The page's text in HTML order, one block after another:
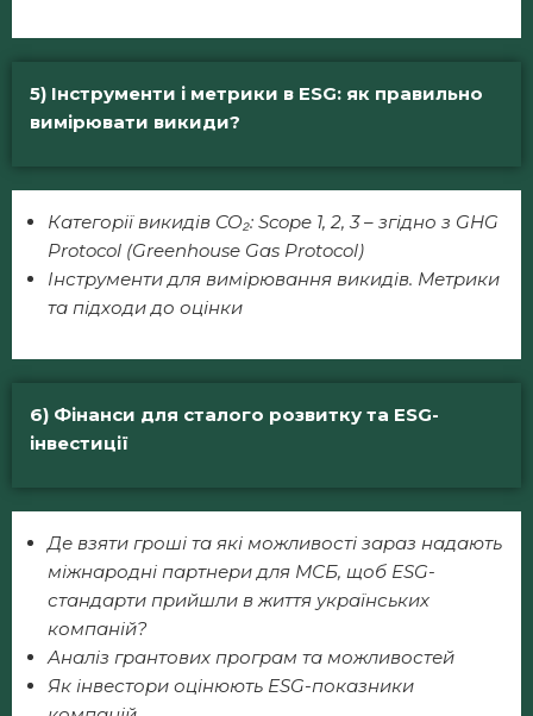
5) Інструменти і метрики в ESG: як правильно
вимірювати викиди?
Категорії викидів CO₂: Scope 1, 2, 3 – згідно з GHG
Protocol (Greenhouse Gas Protocol)
Інструменти для вимірювання викидів. Метрики
та підходи до оцінки
6) Фінанси для сталого розвитку та ESG-
інвестиції
Де взяти гроші та які можливості зараз надають
міжнародні партнери для МСБ, щоб ESG-
стандарти прийшли в життя українських
компаній?
Аналіз грантових програм та можливостей
Як інвестори оцінюють ESG-показники